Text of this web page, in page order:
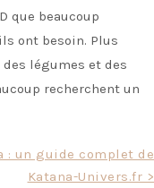
que beaucoup
ont besoin. Plus
légumes et des
recherchent un
: un guide complet de
Katana-Univers.fr >